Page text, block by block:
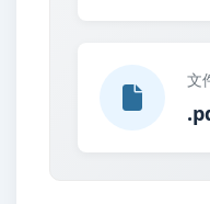
文